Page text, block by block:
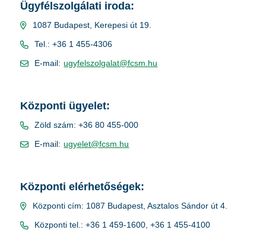
Ügyfélszolgálati iroda:
1087 Budapest, Kerepesi út 19.
Tel.: +36 1 455-4306
E-mail: ugyfelszolgalat@fcsm.hu
Központi ügyelet:
Zöld szám: +36 80 455-000
E-mail: ugyelet@fcsm.hu
Központi elérhetőségek:
Központi cím: 1087 Budapest, Asztalos Sándor út 4.
Központi tel.: +36 1 459-1600, +36 1 455-4100